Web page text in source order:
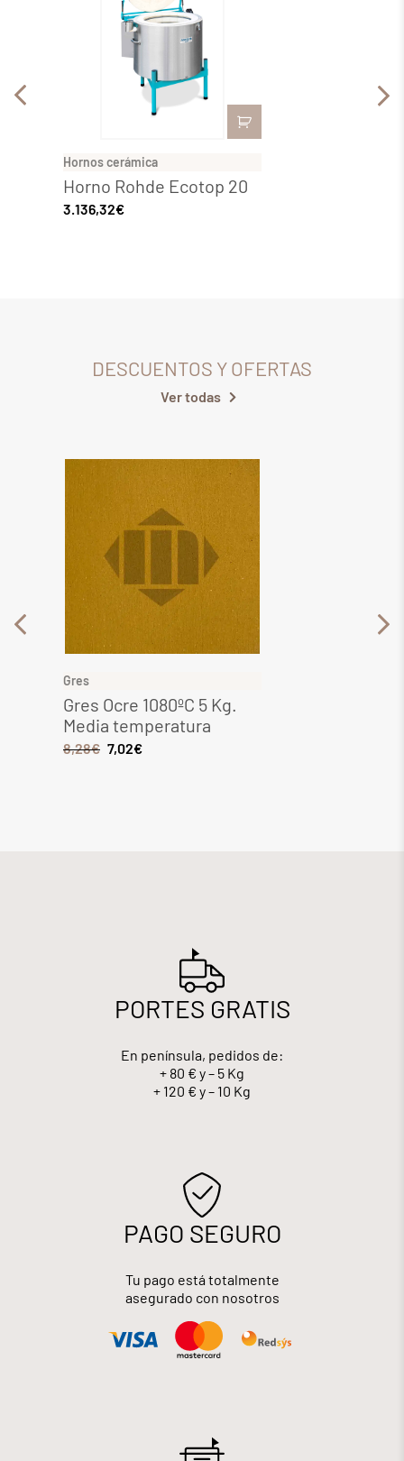
Hornos cerámica
Horno Rohde Ecotop 20
3.136,32€
DESCUENTOS Y OFERTAS
Ver todas
Gres
Gres Ocre 1080ºC 5 Kg.
Media temperatura
8,28€ 7,02€
PORTES GRATIS
En península, pedidos de:
+ 80 € y – 5 Kg
+ 120 € y – 10 Kg
PAGO SEGURO
Tu pago está totalmente
asegurado con nosotros